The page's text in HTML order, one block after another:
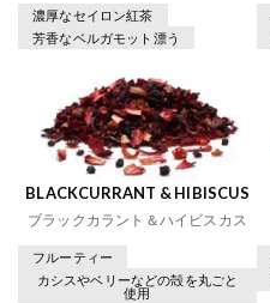
濃厚なセイロン紅茶
芳香なベルガモット漂う
BLACKCURRANT & HIBISCUS
ブラックカラント＆ハイビスカス
フルーティー
カシスやベリーなどの殻を丸ごと
使用